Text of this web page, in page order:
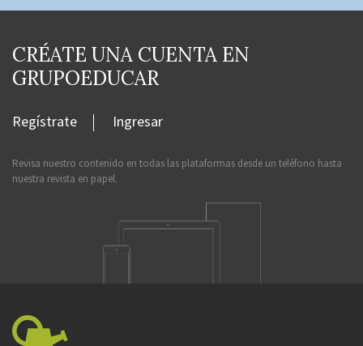
CRÉATE UNA CUENTA EN
GRUPOEDUCAR
Regístrate Ingresar
Revisa nuestro contenido en todas las plataformas desde un teléfono hasta
nuestra revista en papel.